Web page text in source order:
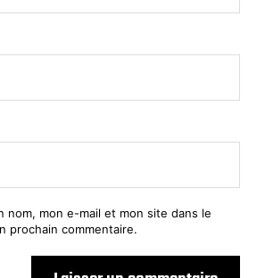
nom, mon e-mail et mon site dans le
prochain commentaire.